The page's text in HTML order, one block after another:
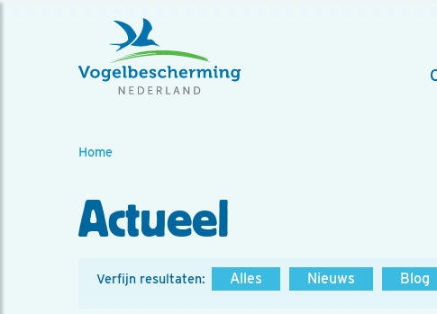
Home
Actueel
Verfijn resultaten: Alles Nieuws Blog